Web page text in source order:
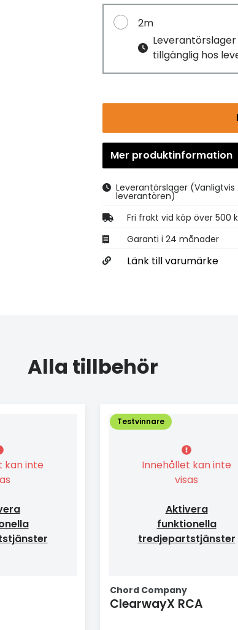
2m
Leverantörslager
tillgänglig hos
Mer produktinformation
Leverantörslager
leverantören)
Fri frakt vid köp över 500
Garanti i 24 månader
Länk till varumärke
Alla tillbehör
kan inte
Testvinnare
Innehållet kan inte
visas
Aktivera
funktionella
tredjepartstjänster
Chord Company
ClearwayX RCA